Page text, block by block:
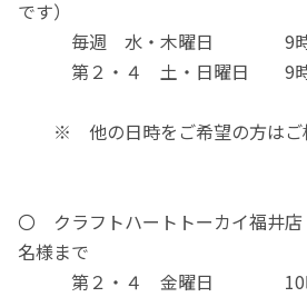
です）
毎週 水・木曜日 9時30
第２・４ 土・日曜日 9時
※ 他の日時をご希望の方はご
〇 クラフトハートトーカイ福井
名様まで
第２・４ 金曜日 10時